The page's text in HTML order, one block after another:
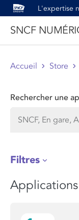
L'expertise
SNCF
Accueil Store
Rechercher une
Filtres